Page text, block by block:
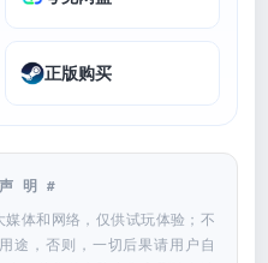
正版购买
明#
体和网络，仅供试玩体验；不
途，否则，一切后果请用户自